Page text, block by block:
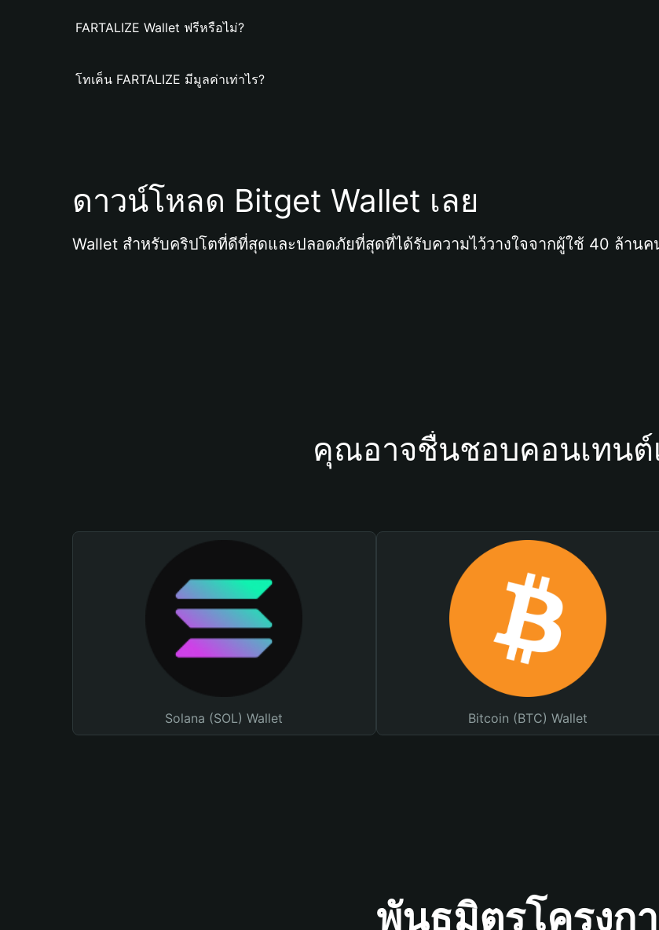
FARTALIZE Wallet ฟรีหรือไม่?
โทเค็น FARTALIZE มีมูลค่าเท่าไร?
ดาวน์โหลด Bitget Wallet เลย
Wallet สำหรับคริปโตที่ดีที่สุดและปลอดภัยที่สุดที่ได้รับความไว้วางใจจากผู้ใช้ 40 ล้านค
คุณอาจชื่นชอบคอนเทนต์
Solana (SOL) Wallet Bitcoin (BTC) Wallet
พันธมิตรโครงก